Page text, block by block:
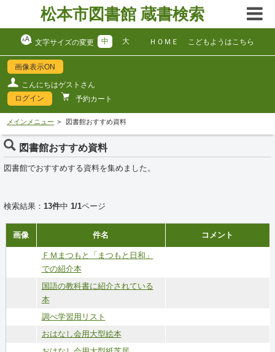
松本市図書館 蔵書検索
文字サイズの変更 中 大 ＨＯＭＥ こどもようはこちら
画像表示ON
こんにちはゲストさん
ログイン
予約カート
メインメニュー 図書館おすすめ資料
図書館おすすめ資料
図書館でおすすめする資料を集めました。
検索結果： 13件中 1/1ページ
画像 件名 コメント
ＦＭまつもと「まつもと日和」
での紹介本
国語の教科書に紹介されている
本
調べ学習用リスト
おはなし会用大型絵本